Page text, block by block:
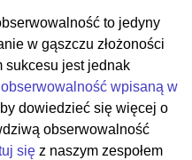
to jedyny
w gąszczu złożoności
sukcesu jest jednak
wpisaną w
dowiedzieć się więcej o
obserwowalność
się z naszym zespołem